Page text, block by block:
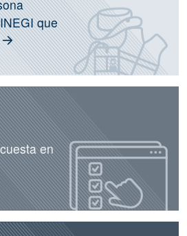
que
en